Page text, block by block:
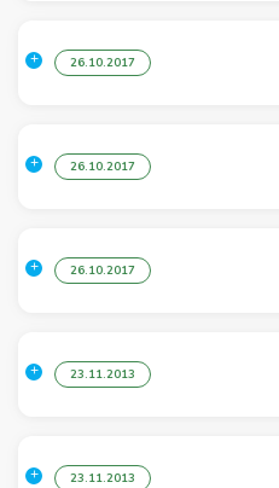
26.10.2017
26.10.2017
26.10.2017
23.11.2013
23.11.2013